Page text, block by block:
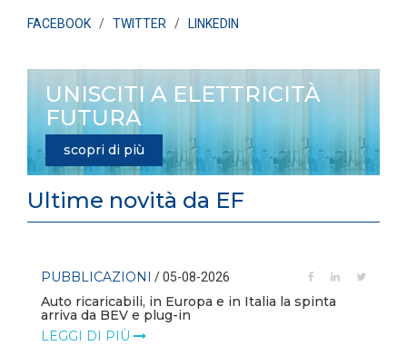
FACEBOOK / TWITTER / LINKEDIN
UNISCITI A ELETTRICITÀ
FUTURA
scopri di più
Ultime novità da EF
PUBBLICAZIONI / 05-08-2026
Auto ricaricabili, in Europa e in Italia la spinta
arriva da BEV e plug-in
LEGGI DI PIÙ